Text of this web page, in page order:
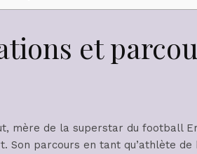
et
mère de la superstar du football
Son parcours en tant qu’athlète